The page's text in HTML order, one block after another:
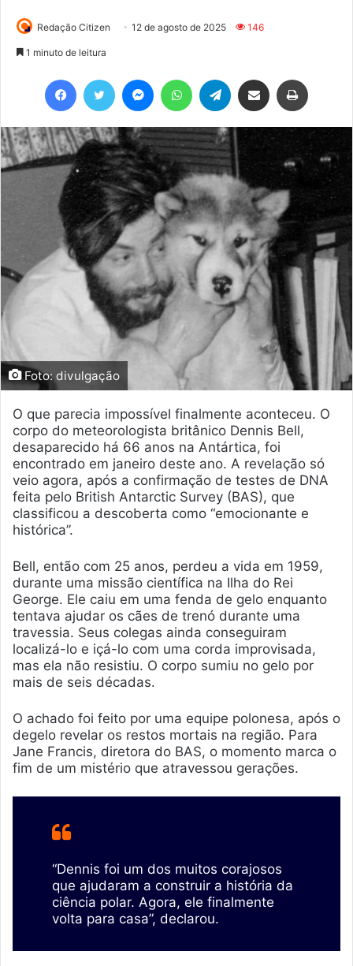
Redação Citizen 12 de agosto de 2025 146
1 minuto de leitura
Foto: divulgação
O que parecia impossível finalmente aconteceu. O
corpo do meteorologista britânico Dennis Bell,
desaparecido há 66 anos na Antártica, foi
encontrado em janeiro deste ano. A revelação só
veio agora, após a confirmação de testes de DNA
feita pelo British Antarctic Survey (BAS), que
classificou a descoberta como “emocionante e
histórica”.
Bell, então com 25 anos, perdeu a vida em 1959,
durante uma missão científica na Ilha do Rei
George. Ele caiu em uma fenda de gelo enquanto
tentava ajudar os cães de trenó durante uma
travessia. Seus colegas ainda conseguiram
localizá-lo e içá-lo com uma corda improvisada,
mas ela não resistiu. O corpo sumiu no gelo por
mais de seis décadas.
O achado foi feito por uma equipe polonesa, após o
degelo revelar os restos mortais na região. Para
Jane Francis, diretora do BAS, o momento marca o
fim de um mistério que atravessou gerações.
“Dennis foi um dos muitos corajosos
que ajudaram a construir a história da
ciência polar. Agora, ele finalmente
volta para casa”, declarou.